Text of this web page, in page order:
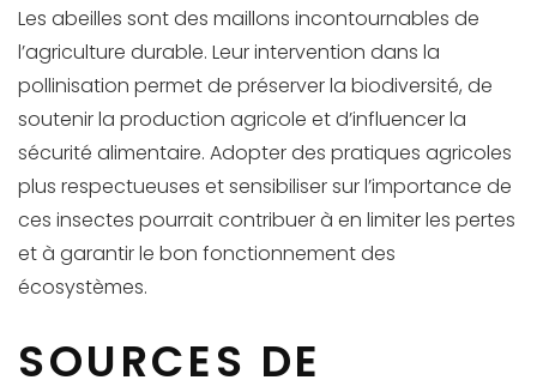
Les abeilles sont des maillons incontournables de
l’agriculture durable. Leur intervention dans la
pollinisation permet de préserver la biodiversité, de
soutenir la production agricole et d’influencer la
sécurité alimentaire. Adopter des pratiques agricoles
plus respectueuses et sensibiliser sur l’importance de
ces insectes pourrait contribuer à en limiter les pertes
et à garantir le bon fonctionnement des
écosystèmes.
SOURCES DE